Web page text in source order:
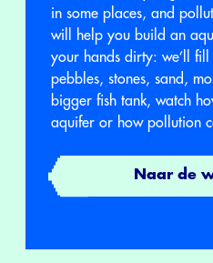
in some places, and
will help you build an
your hands dirty: we’ll fill
pebbles, stones, sand,
bigger fish tank, watch
aquifer or how pollution
Naar de